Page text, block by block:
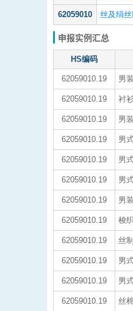
62059010 丝及绢丝
申报实例汇总
HS编码
62059010.19 男
62059010.19 衬
62059010.19 男
62059010.19 男
62059010.19 男
62059010.19 男
62059010.19 男
62059010.19 梭
62059010.19 丝
62059010.19 男
62059010.19 男
62059010.19 丝